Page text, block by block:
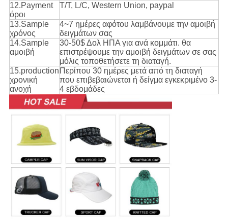
12.Payment
όροι
T/T, L/C, Western Union, paypal
13.Sample
χρόνος
4~7 ημέρες αφότου λαμβάνουμε την αμοιβή
δειγμάτων σας
14.Sample
αμοιβή
30-50$ Δολ ΗΠΑ για ανά κομμάτι. θα
επιστρέψουμε την αμοιβή δειγμάτων σε σας
μόλις τοποθετήσετε τη διαταγή.
15.production
χρονική
ανοχή
Περίπου 30 ημέρες μετά από τη διαταγή
που επιβεβαιώνεται ή δείγμα εγκεκριμένο 3-
4 εβδομάδες